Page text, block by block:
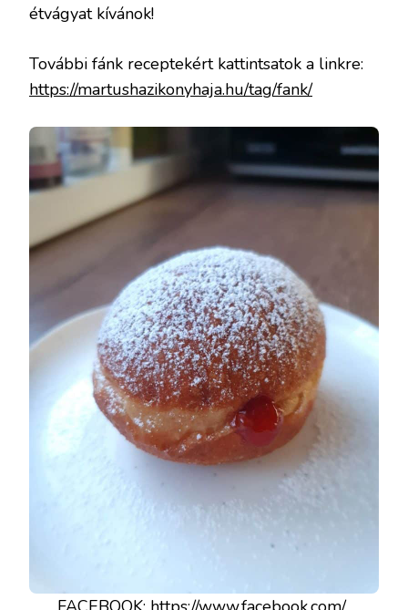
étvágyat kívánok!
További fánk receptekért kattintsatok a linkre:
https://martushazikonyhaja.hu/tag/fank/